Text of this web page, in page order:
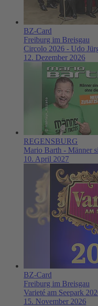
BZ-Card
Freiburg im Breisgau
Circolo 2026 - Udo
12. Dezember 2026
REGENSBURG
Mario Barth - Männer
10. April 2027
BZ-Card
Freiburg im Breisgau
Varieté am Seepark
15. November 2026